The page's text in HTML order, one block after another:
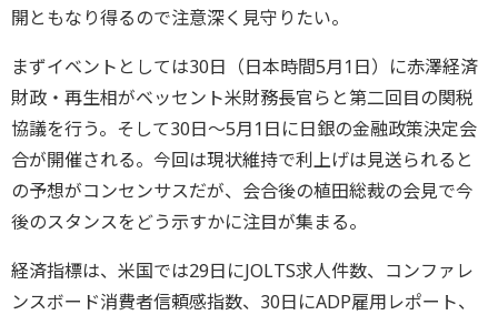
開ともなり得るので注意深く見守りたい。
まずイベントとしては30日（日本時間5月1日）に赤澤経済
財政・再生相がベッセント米財務長官らと第二回目の関税
協議を行う。そして30日～5月1日に日銀の金融政策決定会
合が開催される。今回は現状維持で利上げは見送られると
の予想がコンセンサスだが、会合後の植田総裁の会見で今
後のスタンスをどう示すかに注目が集まる。
経済指標は、米国では29日にJOLTS求人件数、コンファレ
ンスボード消費者信頼感指数、30日にADP雇用レポート、